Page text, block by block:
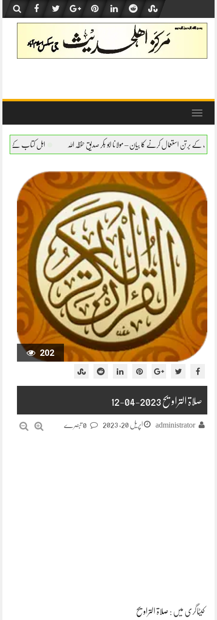
content
Toggle
– مولانا ابو بکر صدیق حفظہ اللہ اہل کتاب کے برتن استعمال کرنے کا بیان – مولانا
202
صلاۃ التراویح 2023-04-12
administrator اپریل 20, 2023
کیٹاگری میں : صلاۃ التراویح